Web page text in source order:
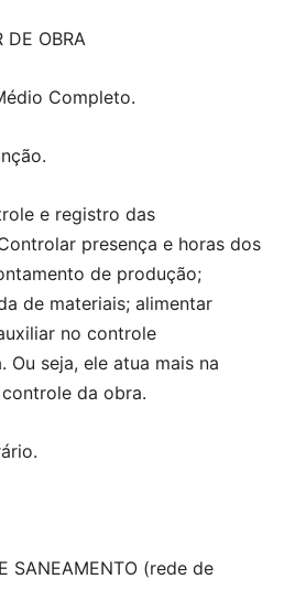
DE OBRA
Completo.
e registro das
presença e horas dos
de produção;
de materiais; alimentar
no controle
seja, ele atua mais na
da obra.
SANEAMENTO (rede de